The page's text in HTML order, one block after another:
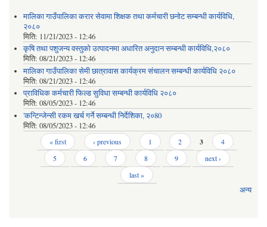
मालिका गाउँपालिका करार सेवामा शिक्षक तथा कर्मचारी छनोट सम्बन्धी कार्यविधि,
२०८०
मिति: 11/21/2023 - 12:46
कृषि तथा पशुजन्य वस्तुको उत्पादनमा अधारित अनुदान सम्बन्धी कार्यविधि,२०८०
मिति: 08/21/2023 - 12:46
मालिका गाउँपालिका सेमी छात्रावास कार्यक्रम संचालन सम्बन्धी कार्यविधि २०८०
मिति: 08/21/2023 - 12:46
प्राविधिक कर्मचारी फिल्ड सुविधा सम्बन्धी कार्यविधि २०८०
मिति: 08/05/2023 - 12:46
'कन्टिन्जेन्सी रकम खर्च गर्ने सम्बन्धी निर्देशिका, २०80
मिति: 08/05/2023 - 12:46
« first ‹ previous 1 2 3
4
5
6 7 8 9
next ›
last »
अन्य